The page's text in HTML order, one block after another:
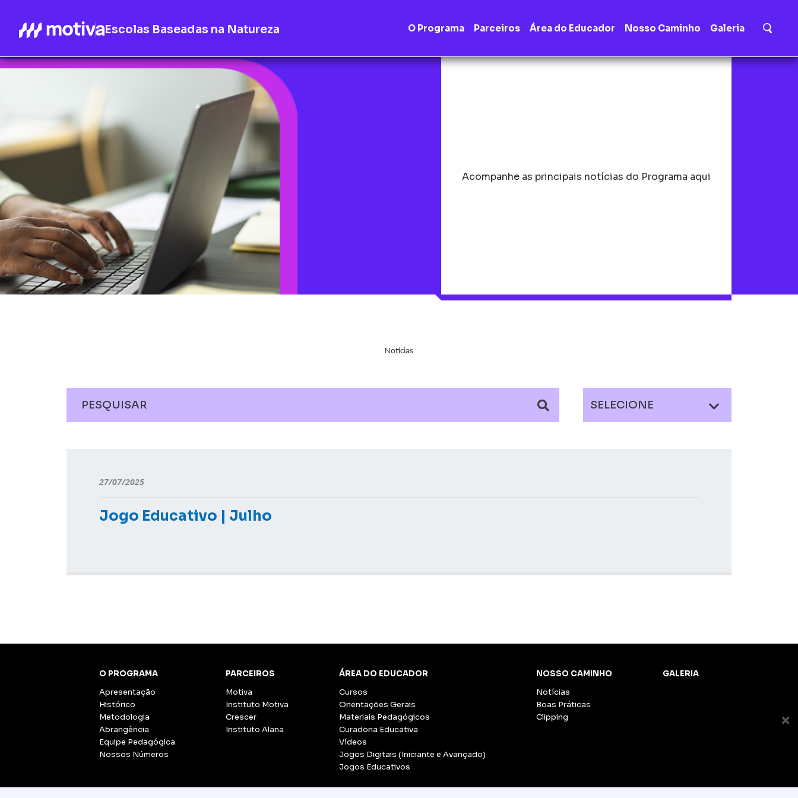
Escolas Baseadas na Natureza O Programa Parceiros Área do Educador Nosso Caminho Galeria
Acompanhe as principais notícias do Programa aqui
Notícias
SELECIONE
27/07/2025
Jogo Educativo | Julho
O PROGRAMA
Apresentação
Histórico
Metodologia
Abrangência
Equipe Pedagógica
Nossos Números
PARCEIROS
Motiva
Instituto Motiva
Crescer
Instituto Alana
ÁREA DO EDUCADOR
Cursos
Orientações Gerais
Materiais Pedagógicos
Curadoria Educativa
Vídeos
Jogos Digitais (Iniciante e Avançado)
Jogos Educativos
NOSSO CAMINHO
Notícias
Boas Práticas
Clipping
GALERIA